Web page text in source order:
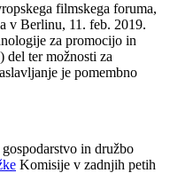
filmskega foruma,
v Berlinu, 11. feb. 2019.
za promocijo in
ter možnosti za
je pomembno
in družbo
Komisije v zadnjih petih